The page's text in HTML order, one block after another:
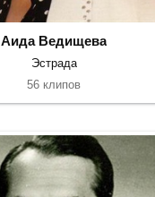
Аида Ведищева
Эстрада
56 клипов